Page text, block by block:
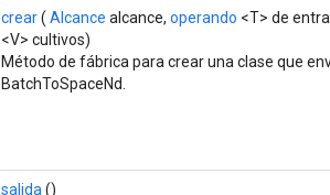
crear( Alcance alcance, operando <T> de
<V> cultivos)
Método de fábrica para crear una clase que
BatchToSpaceNd.
salida ()